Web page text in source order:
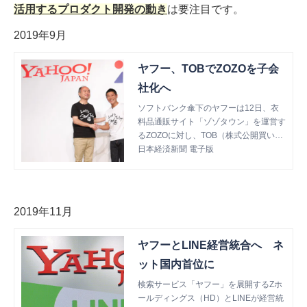
ストーリーズの広告にアンケート機能が
活用するプロダクト開発の動きは要注目です。
2019年9月
ヤフー、TOBでZOZOを子会
社化へ
ソフトバンク傘下のヤフーは12日、衣
料品通販サイト「ゾゾタウン」を運営す
るZOZOに対し、TOB（株式公開買い付
け）を実施すると発表した。発行済み株
日本経済新聞 電子版
2019年11月
ヤフーとLINE経営統合へ ネ
ット国内首位に
検索サービス「ヤフー」を展開するZホ
ールディングス（HD）とLINEが経営統